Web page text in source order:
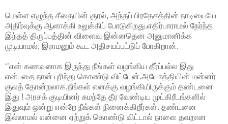
மெள்ள எழுந்த சீதையின் குரல், அந்தப் பிரதேசத்தின் நாடியையே
அதிர்வுக்கு ஆளாக்கி உலுக்கிப் போடுகிறது.எதிர்பாராமல் நேர்ந்த
இந்தத் திருப்பத்தின் விளைவு இன்னதென அனுமானிக்க
முடியாமல், இராமனும் கூட அதிசயப்பட்டுப் போகிறான்.
‘’என் கணவனாக இருந்து நீங்கள் வழங்கிய தீர்ப்பல்ல இது
என்பதை நான் புரிந்து கொண்டு விட்டேன்.அயோத்தியின் மன்னர்
குலத் தோன்றலாக,நீங்கள் எனக்கு வழங்கியிருக்கும் தண்டனை
இது ! அரசக் குடியினர் சுமந்தே தீர வேண்டிய முட்கிரீடங்களில்
இதுவும் ஒன்று என்றே நீங்கள் நினைக்கிறீர்கள். தண்டனை
இல்லாமல் என்னை ஏற்றுக் கொண்டு விட்டால் நாளை தவறான